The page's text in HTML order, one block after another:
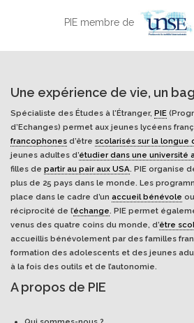
PIE membre de
Une expérience de vie, un
Spécialiste des Études à l'Étranger, PIE
d’Echanges) permet aux jeunes lycéens
francophones d’être scolarisés sur la longue
jeunes adultes d’étudier dans une université
filles de partir au pair aux USA. PIE organise
plus de 25 pays dans le monde. Les
place dans le cadre d’un accueil bénévole
réciprocité de l’échange. PIE permet
venus des quatre coins du monde, d’être
accueillis bénévolement par des familles
formation des adolescents et des jeunes
à la fois des outils et de l’autonomie.
A propos de PIE